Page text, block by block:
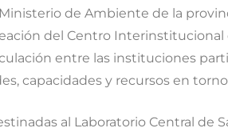
de Ambiente de la
del Centro Interinstitucional
entre las instituciones
capacidades y recursos en
al Laboratorio Central